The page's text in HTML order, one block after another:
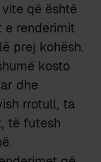
që është
e renderimit
prej kohësh.
kosto
dhe
rrotull, ta
të futesh